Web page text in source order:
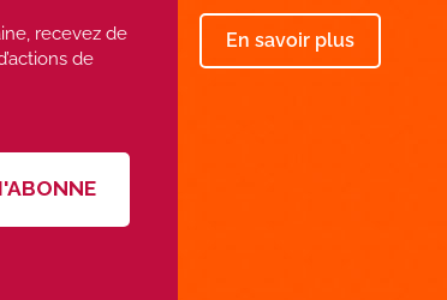
recevez de
de
En savoir plus